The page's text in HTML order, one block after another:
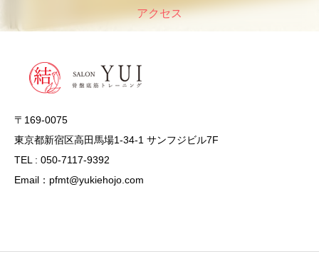
アクセス
〒169-0075
東京都新宿区高田馬場1-34-1 サンフジビル7F
TEL : 050-7117-9392
Email：pfmt@yukiehojo.com